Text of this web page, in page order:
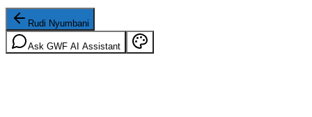
Rudi Nyumbani
Ask GWF AI Assistant